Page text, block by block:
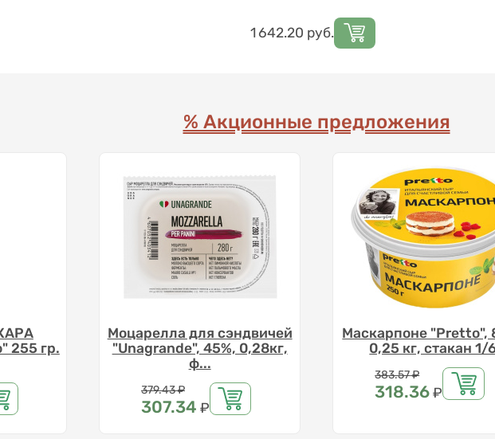
Цена
1 642.20 руб.
% Акционные предложения
255 гр.
Моцарелла для сэндвичей
"Unagrande", 45%, 0,28кг,
ф...
Цена
379.43₽
307.34 ₽
Маскарпоне "Pretto",
0,25 кг, стакан 1/
Цена
383.57₽
318.36 ₽